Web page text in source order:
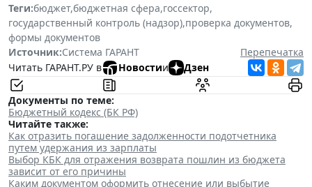
Теги:бюджет,бюджетная сфера,госсектор,
государственный контроль (надзор),проверка документов,
формы документов
Источник:Система ГАРАНТ
Перепечатка
Читать ГАРАНТ.РУ в
Новостии Дзен
Документы по теме:
Бюджетный кодекс (БК РФ)
Читайте также:
Как отразить погашение задолженности подотчетника
путем удержания из зарплаты
Выбор КБК для отражения возврата пошлин из бюджета
зависит от его причины
Каким документом оформить отнесение или выбытие